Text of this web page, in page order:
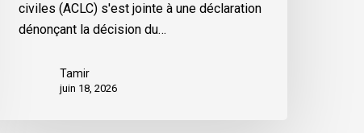
projet
civiles (ACLC) s'est jointe à une déclaration
dénonçant la décision du…
Tamir
juin 18, 2026